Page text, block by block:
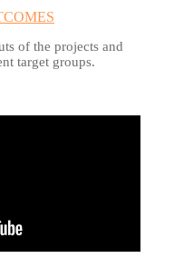
of the projects and
target groups.